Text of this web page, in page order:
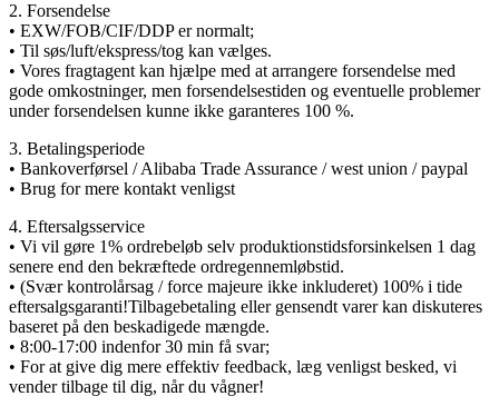
2. Forsendelse
• EXW/FOB/CIF/DDP er normalt;
• Til søs/luft/ekspress/tog kan vælges.
• Vores fragtagent kan hjælpe med at arrangere forsendelse med
gode omkostninger, men forsendelsestiden og eventuelle problemer
under forsendelsen kunne ikke garanteres 100 %.
3. Betalingsperiode
• Bankoverførsel / Alibaba Trade Assurance / west union / paypal
• Brug for mere kontakt venligst
4. Eftersalgsservice
• Vi vil gøre 1% ordrebeløb selv produktionstidsforsinkelsen 1 dag
senere end den bekræftede ordregennemløbstid.
• (Svær kontrolårsag / force majeure ikke inkluderet) 100% i tide
eftersalgsgaranti!Tilbagebetaling eller gensendt varer kan diskuteres
baseret på den beskadigede mængde.
• 8:00-17:00 indenfor 30 min få svar;
• For at give dig mere effektiv feedback, læg venligst besked, vi
vender tilbage til dig, når du vågner!